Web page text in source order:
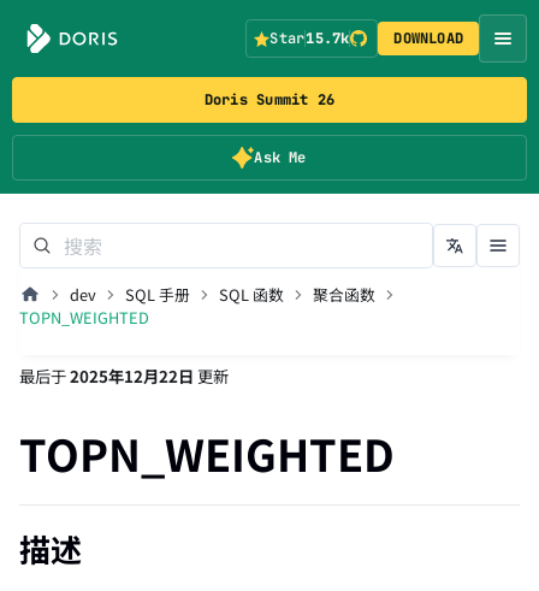
Doris Summit 26
Ask Me
Star15.7k DOWNLOAD
dev SQL 手册 SQL 函数
聚合函数
TOPN_WEIGHTED
最后于2025年12月22日 更新
TOPN_WEIGHTED
描述